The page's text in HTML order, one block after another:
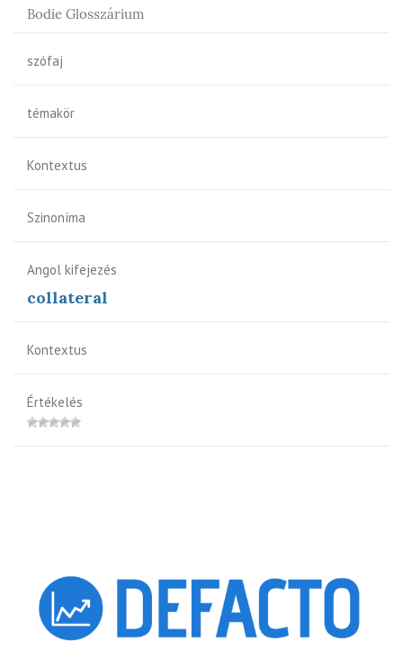
Bodie Glosszárium
szófaj
témakör
Kontextus
Szinoníma
Angol kifejezés
collateral
Kontextus
Értékelés